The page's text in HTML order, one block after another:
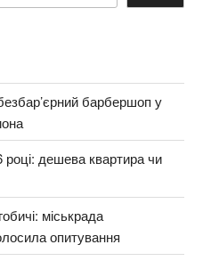
барбершоп у
році: дешева квартира чи
міськрада
опитування